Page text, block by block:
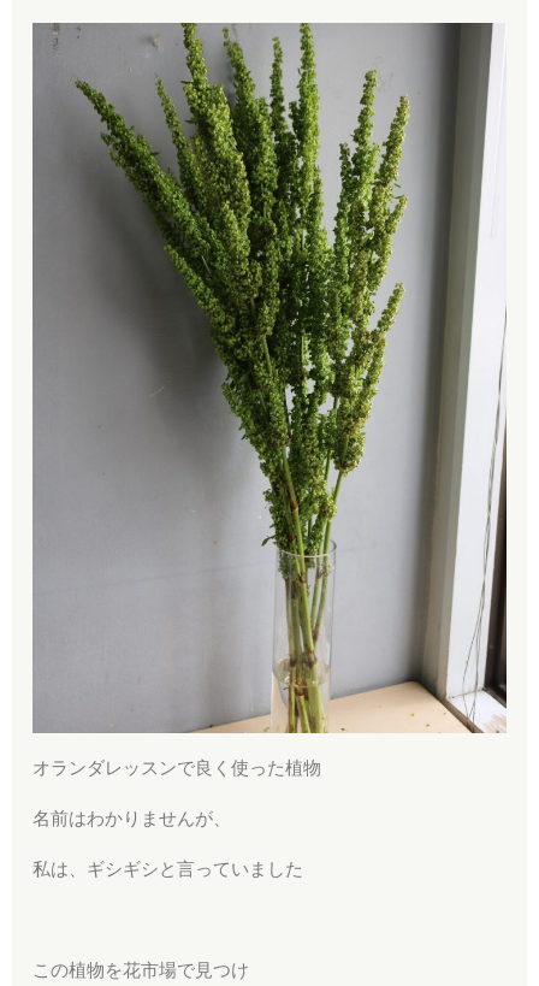
オランダレッスンで良く使った植物
名前はわかりませんが、
私は、ギシギシと言っていました
この植物を花市場で見つけ